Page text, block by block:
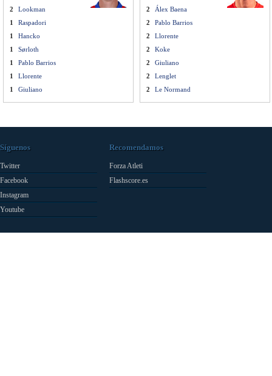
2
Lookman
1
Raspadori
1
Hancko
1
Sørloth
1
Pablo Barrios
1
Llorente
1
Giuliano
2
Álex Baena
2
Pablo Barrios
2
Llorente
2
Koke
2
Giuliano
2
Lenglet
2
Le Normand
Síguenos
Twitter
Facebook
Instagram
Youtube
Recomendamos
Forza Atleti
Flashscore.es